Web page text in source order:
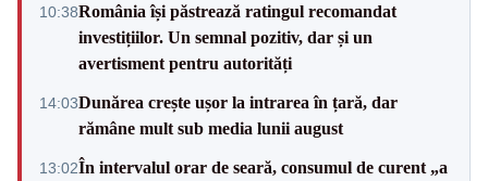
10:38România își păstrează ratingul recomandat
investițiilor. Un semnal pozitiv, dar și un
avertisment pentru autorități
14:03Dunărea crește ușor la intrarea în țară, dar
rămâne mult sub media lunii august
13:02În intervalul orar de seară, consumul de curent „a